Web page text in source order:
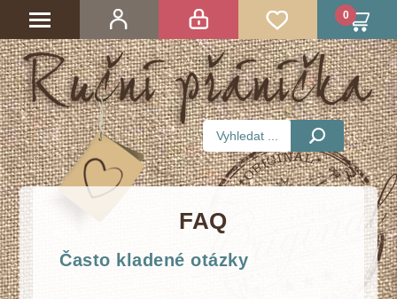
0
FAQ
Často kladené otázky